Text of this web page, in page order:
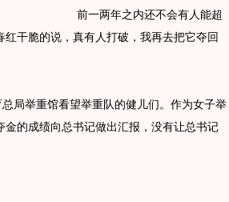
前一两年之内还不会有人能超
干脆的说，真有人打破，我再去把它夺回
举重馆看望举重队的健儿们。作为女子举
的成绩向总书记做出汇报，没有让总书记